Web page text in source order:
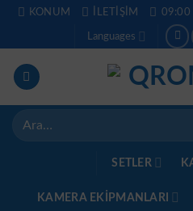
İçeriğeKONUM İLETIŞIM 09:00
Languages
Ara:
SETLER
KAMERA EKİPMANLARI